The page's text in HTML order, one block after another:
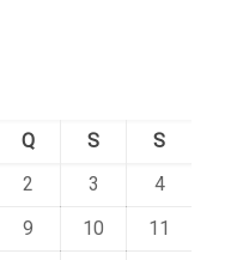
Q S
S
2 3
4
9 10
11